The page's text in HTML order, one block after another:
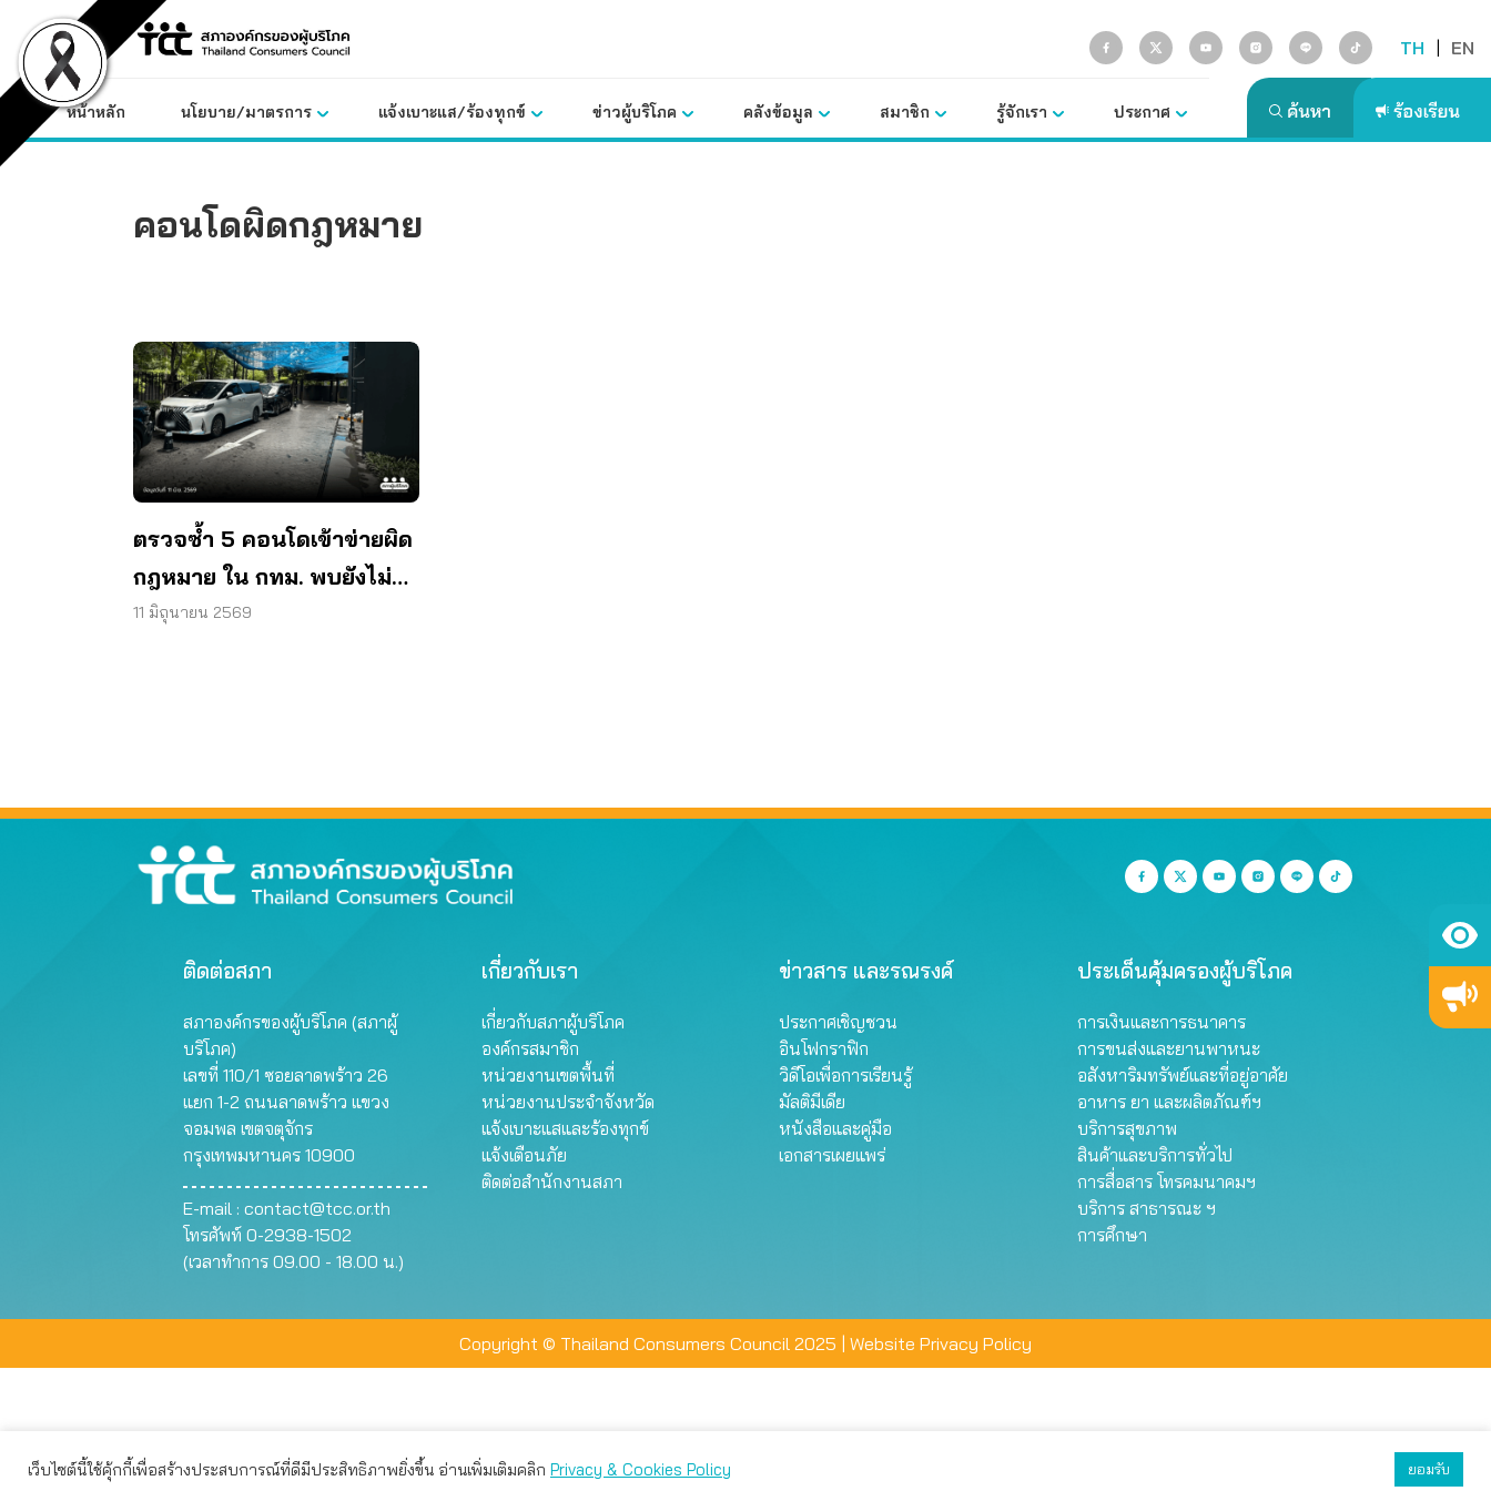
content
TH | EN
หน้าหลัก นโยบาย/มาตรการ แจ้งเบาะแส/ร้องทุกข์ ข่าวผู้บริโภค คลังข้อมูล สมาชิก รู้จักเรา ประกาศ
คอนโดผิดกฎหมาย
ตรวจซ้ำ 5 คอนโดเข้าข่ายผิด
กฎหมาย ใน กทม. พบยังไม่
แก้ไข ปล่อยผู้อาศัยเสี่ยงภัย
11 มิถุนายน 2569
ติดต่อสภา
สภาองค์กรของผู้บริโภค (สภาผู้
บริโภค)
เลขที่ 110/1 ซอยลาดพร้าว 26
แยก 1-2 ถนนลาดพร้าว แขวง
จอมพล เขตจตุจักร
กรุงเทพมหานคร 10900
E-mail : contact@tcc.or.th
โทรศัพท์ 0-2938-1502
(เวลาทำการ 09.00 - 18.00 น.)
เกี่ยวกับเรา
เกี่ยวกับสภาผู้บริโภค
องค์กรสมาชิก
หน่วยงานเขตพื้นที่
หน่วยงานประจำจังหวัด
แจ้งเบาะแสและร้องทุกข์
แจ้งเตือนภัย
ติดต่อสำนักงานสภา
ข่าวสาร และรณรงค์
ประกาศเชิญชวน
อินโฟกราฟิก
วิดีโอเพื่อการเรียนรู้
มัลติมีเดีย
หนังสือและคู่มือ
เอกสารเผยแพร่
ประเด็นคุ้มครองผู้บริโภค
การเงินและการธนาคาร
การขนส่งและยานพาหนะ
อสังหาริมทรัพย์และที่อยู่อาศัย
อาหาร ยา และผลิตภัณฑ์ฯ
บริการสุขภาพ
สินค้าและบริการทั่วไป
การสื่อสาร โทรคมนาคมฯ
บริการ สาธารณะ ฯ
การศึกษา
Copyright © Thailand Consumers Council 2025 | Website Privacy Policy
เว็บไซต์นี้ใช้คุ้กกี้เพื่อสร้างประสบการณ์ที่ดีมีประสิทธิภาพยิ่งขึ้น อ่านเพิ่มเติมคลิก Privacy & Cookies Policy ยอมรับ
เว็บไซต์นี้ใช้คุกกี้เพื่อมอบประสบการณ์การใช้งานที่ดีให้แก่ท่าน คุณสามารถเลือกตั้งค่าความเป็นส่วนตัวได้